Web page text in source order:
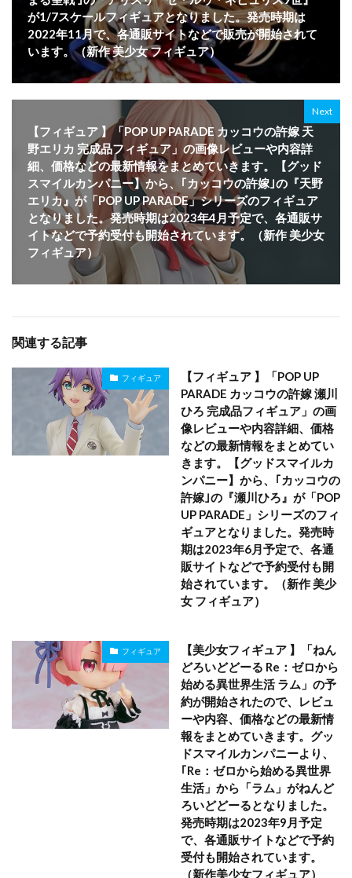
が1/7スケールフィギュアとなりました。発売時期は
2022年11月で、各通販サイトなどで販売が開始されて
います。（新作 美少女 フィギュア）
Next
【フィギュア 】「POP UP PARADE カッコウの許嫁 天
野エリカ 完成品フィギュア」の画像レビューや内容詳
細、価格などの最新情報をまとめていきます。【グッド
スマイルカンパニー】から、｢カッコウの許嫁｣の『天野
エリカ』が「POP UP PARADE」シリーズのフィギュア
となりました。発売時期は2023年4月予定で、各通販サ
イトなどで予約受付も開始されています。（新作 美少女
フィギュア）
関連する記事
フィギュア
【フィギュア 】「POP UP
PARADE カッコウの許嫁 瀬川
ひろ 完成品フィギュア」の画
像レビューや内容詳細、価格
などの最新情報をまとめてい
きます。【グッドスマイルカ
ンパニー】から、｢カッコウの
許嫁｣の『瀬川ひろ』が「POP
UP PARADE」シリーズのフィ
ギュアとなりました。発売時
期は2023年6月予定で、各通
販サイトなどで予約受付も開
始されています。（新作 美少
女 フィギュア）
フィギュア
【美少女フィギュア 】「ねん
どろいどどーる Re：ゼロから
始める異世界生活 ラム」の予
約が開始されたので、レビュ
ーや内容、価格などの最新情
報をまとめていきます。グッ
ドスマイルカンパニーより、
｢Re：ゼロから始める異世界
生活」から「ラム」がねんど
ろいどどーるとなりました。
発売時期は2023年9月予定
で、各通販サイトなどで予約
受付も開始されています。
（新作美少女フィギュア）